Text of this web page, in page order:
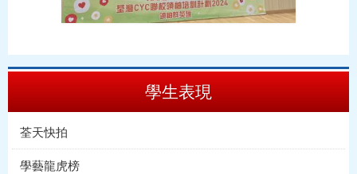
學生表現
荃天快拍
學藝龍虎榜